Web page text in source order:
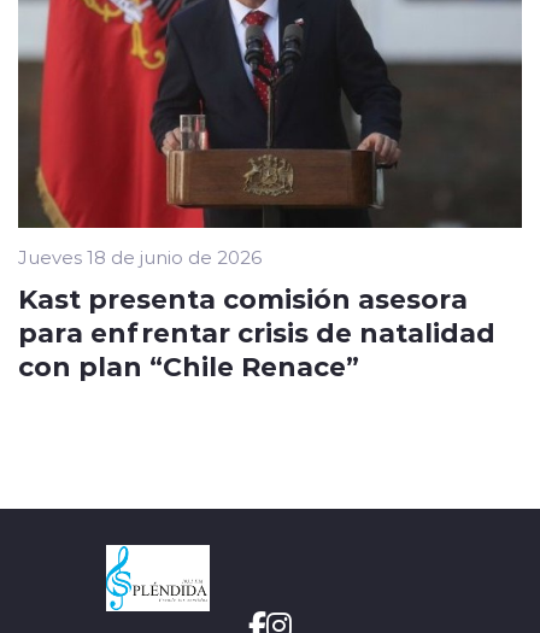
Jueves 18 de junio de 2026
Kast presenta comisión asesora
para enfrentar crisis de natalidad
con plan “Chile Renace”